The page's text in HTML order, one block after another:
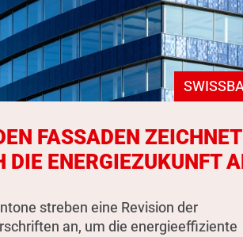
FASSADEN ZEICHNET
DIE ENERGIEZUKUNFT
streben eine Revision der
an, um die energieeffiziente